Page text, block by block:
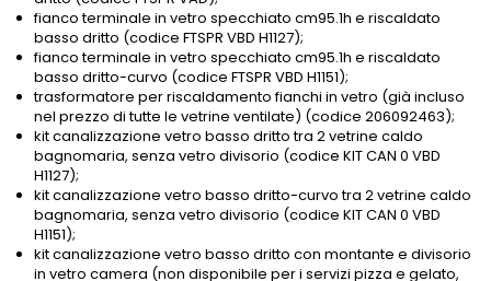
fianco terminale in vetro specchiato cm95.1h e riscaldato
basso dritto (codice FTSPR VBD H1127);
fianco terminale in vetro specchiato cm95.1h e riscaldato
basso dritto-curvo (codice FTSPR VBD H1151);
trasformatore per riscaldamento fianchi in vetro (già incluso
nel prezzo di tutte le vetrine ventilate) (codice 206092463);
kit canalizzazione vetro basso dritto tra 2 vetrine caldo
bagnomaria, senza vetro divisorio (codice KIT CAN 0 VBD
H1127);
kit canalizzazione vetro basso dritto-curvo tra 2 vetrine caldo
bagnomaria, senza vetro divisorio (codice KIT CAN 0 VBD
H1151);
kit canalizzazione vetro basso dritto con montante e divisorio
in vetro camera (non disponibile per i servizi pizza e gelato,